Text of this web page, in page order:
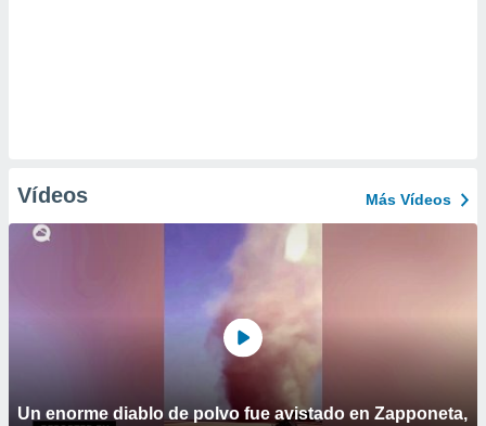
Vídeos Más Vídeos
Un enorme diablo de polvo fue avistado en Zapponeta,